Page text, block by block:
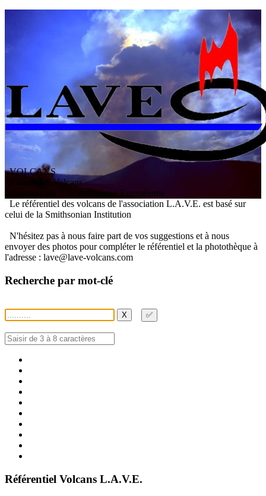
VOLCANS
/ Référentiel Volcans
ssociation V olcanologiqueEuropéenne
Le référentiel des volcans de l'association L.A.V.E. est basé sur
celui de la Smithsonian Institution
N'hésitez pas à nous faire part de vos suggestions et à nous
envoyer des photos pour compléter le référentiel et la photothèque à
l'adresse : lave@lave-volcans.com
Recherche par mot-clé
X ✅
Référentiel Volcans L.A.V.E.